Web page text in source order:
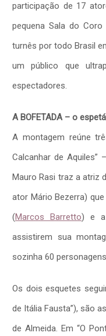
participação de 17
pequena Sala do
turnês por todo Brasil
um público que
espectadores.
A BOFETADA – o
A montagem reúne
Calcanhar de
Mauro Rasi traz a atriz
ator Mário Bezerra)
(Marcos Barretto) e a
assistirem sua
sozinha 60
Os dois esquetes
de Itália Fausta”), são
de Almeida. Em “O